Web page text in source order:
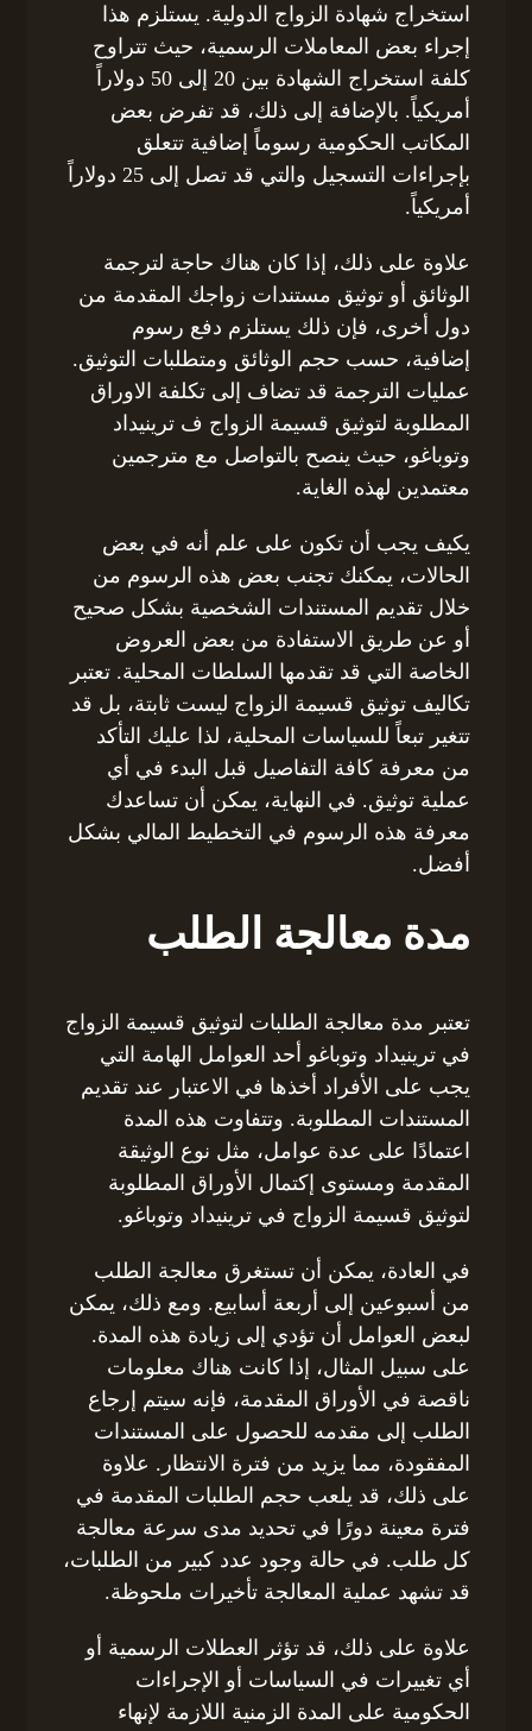
استخراج شهادة الزواج الدولية. يستلزم هذا
إجراء بعض المعاملات الرسمية، حيث تتراوح
كلفة استخراج الشهادة بين 20 إلى 50 دولاراً
أمريكياً. بالإضافة إلى ذلك، قد تفرض بعض
المكاتب الحكومية رسوماً إضافية تتعلق
بإجراءات التسجيل والتي قد تصل إلى 25 دولاراً
أمريكياً.
علاوة على ذلك، إذا كان هناك حاجة لترجمة
الوثائق أو توثيق مستندات زواجك المقدمة من
دول أخرى، فإن ذلك يستلزم دفع رسوم
إضافية، حسب حجم الوثائق ومتطلبات التوثيق.
عمليات الترجمة قد تضاف إلى تكلفة الاوراق
المطلوبة لتوثيق قسيمة الزواج ف ترينيداد
وتوباغو، حيث ينصح بالتواصل مع مترجمين
معتمدين لهذه الغاية.
يكيف يجب أن تكون على علم أنه في بعض
الحالات، يمكنك تجنب بعض هذه الرسوم من
خلال تقديم المستندات الشخصية بشكل صحيح
أو عن طريق الاستفادة من بعض العروض
الخاصة التي قد تقدمها السلطات المحلية. تعتبر
تكاليف توثيق قسيمة الزواج ليست ثابتة، بل قد
تتغير تبعاً للسياسات المحلية، لذا عليك التأكد
من معرفة كافة التفاصيل قبل البدء في أي
عملية توثيق. في النهاية، يمكن أن تساعدك
معرفة هذه الرسوم في التخطيط المالي بشكل
أفضل.
مدة معالجة الطلب
تعتبر مدة معالجة الطلبات لتوثيق قسيمة الزواج
في ترينيداد وتوباغو أحد العوامل الهامة التي
يجب على الأفراد أخذها في الاعتبار عند تقديم
المستندات المطلوبة. وتتفاوت هذه المدة
اعتمادًا على عدة عوامل، مثل نوع الوثيقة
المقدمة ومستوى إكتمال الأوراق المطلوبة
لتوثيق قسيمة الزواج في ترينيداد وتوباغو.
في العادة، يمكن أن تستغرق معالجة الطلب
من أسبوعين إلى أربعة أسابيع. ومع ذلك، يمكن
لبعض العوامل أن تؤدي إلى زيادة هذه المدة.
على سبيل المثال، إذا كانت هناك معلومات
ناقصة في الأوراق المقدمة، فإنه سيتم إرجاع
الطلب إلى مقدمه للحصول على المستندات
المفقودة، مما يزيد من فترة الانتظار. علاوة
على ذلك، قد يلعب حجم الطلبات المقدمة في
فترة معينة دورًا في تحديد مدى سرعة معالجة
كل طلب. في حالة وجود عدد كبير من الطلبات،
قد تشهد عملية المعالجة تأخيرات ملحوظة.
علاوة على ذلك، قد تؤثر العطلات الرسمية أو
أي تغييرات في السياسات أو الإجراءات
الحكومية على المدة الزمنية اللازمة لإنهاء